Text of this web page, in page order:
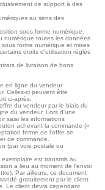
de support à des
au sens des
sous forme numérique.
numérique toutes les données
forme numérique et mises
droits d'utilisation réglés
de livraison de bons
en ligne du vendeur
Celles-ci peuvent être
ci-après.
du vendeur par le biais du
du vendeur. Lors d'une
saisi les informations
achevant la commande («
ferme de l'offre se
de commande.
(par voie postale ou
est transmis au
a lieu au moment de l'envoi
Par ailleurs, ce document
gratuitement par le client
Le client devra cependant